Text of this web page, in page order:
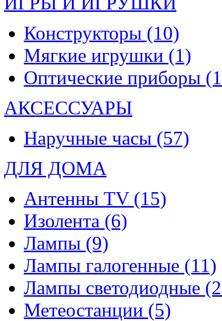
Конструкторы (10)
Мягкие игрушки (1)
Оптические приборы
АКСЕССУАРЫ
Наручные часы (57)
ДЛЯ ДОМА
Антенны TV (15)
Изолента (6)
Лампы (9)
Лампы галогенные (11)
Лампы светодиодные
Метеостанции (5)